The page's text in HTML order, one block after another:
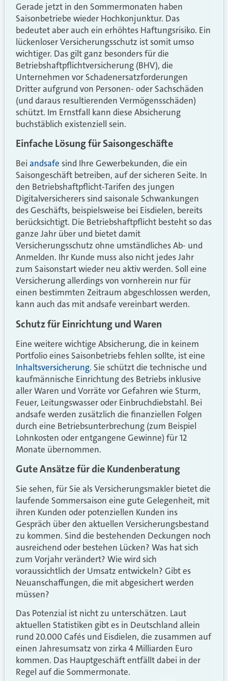
Gerade jetzt in den Sommermonaten haben
Saisonbetriebe wieder Hochkonjunktur. Das
bedeutet aber auch ein erhöhtes Haftungsrisiko. Ein
lückenloser Versicherungsschutz ist somit umso
wichtiger. Das gilt ganz besonders für die
Betriebshaftpflichtversicherung (BHV), die
Unternehmen vor Schadenersatzforderungen
Dritter aufgrund von Personen- oder Sachschäden
(und daraus resultierenden Vermögensschäden)
schützt. Im Ernstfall kann diese Absicherung
buchstäblich existenziell sein.
Einfache Lösung für Saisongeschäfte
Bei andsafe sind Ihre Gewerbekunden, die ein
Saisongeschäft betreiben, auf der sicheren Seite. In
den Betriebshaftpflicht-Tarifen des jungen
Digitalversicherers sind saisonale Schwankungen
des Geschäfts, beispielsweise bei Eisdielen, bereits
berücksichtigt. Die Betriebshaftpflicht besteht so das
ganze Jahr über und bietet damit
Versicherungsschutz ohne umständliches Ab- und
Anmelden. Ihr Kunde muss also nicht jedes Jahr
zum Saisonstart wieder neu aktiv werden. Soll eine
Versicherung allerdings von vornherein nur für
einen bestimmten Zeitraum abgeschlossen werden,
kann auch das mit andsafe vereinbart werden.
Schutz für Einrichtung und Waren
Eine weitere wichtige Absicherung, die in keinem
Portfolio eines Saisonbetriebs fehlen sollte, ist eine
Inhaltsversicherung. Sie schützt die technische und
kaufmännische Einrichtung des Betriebs inklusive
aller Waren und Vorräte vor Gefahren wie Sturm,
Feuer, Leitungswasser oder Einbruchdiebstahl. Bei
andsafe werden zusätzlich die finanziellen Folgen
durch eine Betriebsunterbrechung (zum Beispiel
Lohnkosten oder entgangene Gewinne) für 12
Monate übernommen.
Gute Ansätze für die Kundenberatung
Sie sehen, für Sie als Versicherungsmakler bietet die
laufende Sommersaison eine gute Gelegenheit, mit
ihren Kunden oder potenziellen Kunden ins
Gespräch über den aktuellen Versicherungsbestand
zu kommen. Sind die bestehenden Deckungen noch
ausreichend oder bestehen Lücken? Was hat sich
zum Vorjahr verändert? Wie wird sich
voraussichtlich der Umsatz entwickeln? Gibt es
Neuanschaffungen, die mit abgesichert werden
müssen?
Das Potenzial ist nicht zu unterschätzen. Laut
aktuellen Statistiken gibt es in Deutschland allein
rund 20.000 Cafés und Eisdielen, die zusammen auf
einen Jahresumsatz von zirka 4 Milliarden Euro
kommen. Das Hauptgeschäft entfällt dabei in der
Regel auf die Sommermonate.